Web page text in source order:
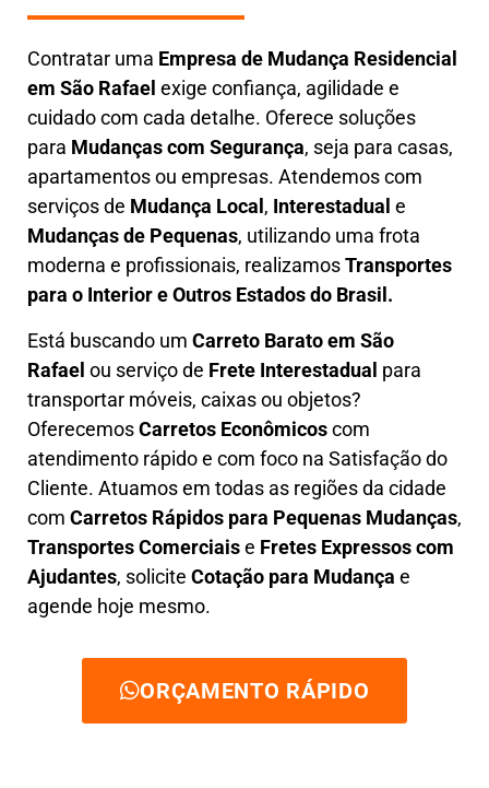
Contratar uma Empresa de Mudança Residencial
em São Rafael exige confiança, agilidade e
cuidado com cada detalhe. Oferece soluções
para Mudanças com Segurança, seja para casas,
apartamentos ou empresas. Atendemos com
serviços de Mudança Local , Interestadual e
Mudanças de Pequenas, utilizando uma frota
moderna e profissionais, realizamosTransportes
para o Interior e Outros Estados do Brasil.
Está buscando um Carreto Barato em São
Rafael ou serviço de Frete Interestadual para
transportar móveis, caixas ou objetos?
OferecemosCarretos Econômicoscom
atendimento rápido e com foco na Satisfação do
Cliente. Atuamos em todas as regiões da cidade
com Carretos Rápidos para Pequenas Mudanças,
TransportesComerciaise Fretes Expressos com
Ajudantes, solicite Cotação para Mudança e
agende hoje mesmo.
ORÇAMENTO RÁPIDO